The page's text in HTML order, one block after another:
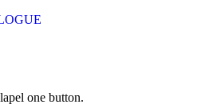
one button.